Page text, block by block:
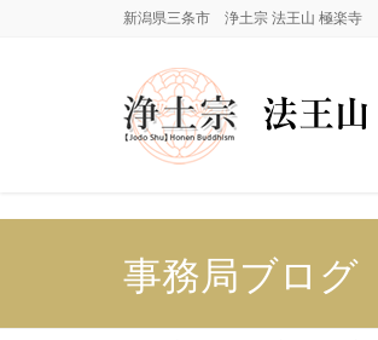
新潟県三条市 浄土宗 法王山 極楽寺
事務局ブログ